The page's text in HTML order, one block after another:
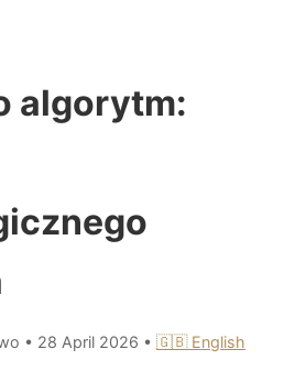
algorytm:
• 28 April 2026 • 🇬🇧 English